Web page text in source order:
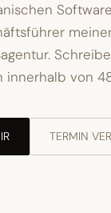
innerhalb von
TERMIN